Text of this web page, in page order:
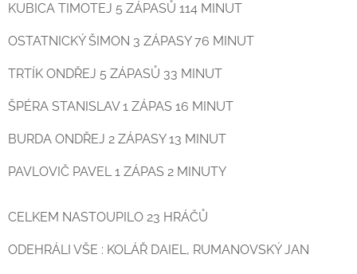
KUBICA TIMOTEJ 5 ZÁPASŮ 114 MINUT
OSTATNICKÝ ŠIMON 3 ZÁPASY 76 MINUT
TRTÍK ONDŘEJ 5 ZÁPASŮ 33 MINUT
ŠPÉRA STANISLAV 1 ZÁPAS 16 MINUT
BURDA ONDŘEJ 2 ZÁPASY 13 MINUT
PAVLOVIČ PAVEL 1 ZÁPAS 2 MINUTY
CELKEM NASTOUPILO 23 HRÁČŮ
ODEHRÁLI VŠE : KOLÁŘ DAIEL, RUMANOVSKÝ JAN